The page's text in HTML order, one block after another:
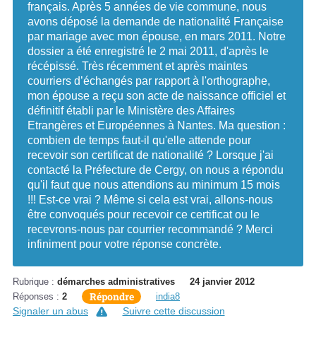
français. Après 5 années de vie commune, nous
avons déposé la demande de nationalité Française
par mariage avec mon épouse, en mars 2011. Notre
dossier a été enregistré le 2 mai 2011, d'après le
récépissé. Très récemment et après maintes
courriers d’échangés par rapport à l'orthographe,
mon épouse a reçu son acte de naissance officiel et
définitif établi par le Ministère des Affaires
Etrangères et Européennes à Nantes. Ma question :
combien de temps faut-il qu'elle attende pour
recevoir son certificat de nationalité ? Lorsque j'ai
contacté la Préfecture de Cergy, on nous a répondu
qu'il faut que nous attendions au minimum 15 mois
!!! Est-ce vrai ? Même si cela est vrai, allons-nous
être convoqués pour recevoir ce certificat ou le
recevrons-nous par courrier recommandé ? Merci
infiniment pour votre réponse concrète.
Rubrique : démarches administratives
24 janvier 2012
Réponses : 2 Répondre india8
Signaler un abus Suivre cette discussion